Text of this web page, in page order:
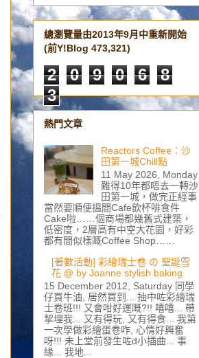
總瀏覽量由2013年9月中重新開始
(前Y!Blog 473,321)
2 0 9 0 6
8
3
熱門文章
Reactors Coffee：沙
田第一城Chill點
11 May 2026, Monday
難得10年都唔去一轉沙
田第一城，做完正經事
當然要順便搵間Cafe飲杯啡食件
Cake啦……個商場都幾舊式建築，
低密度，2層高有中空大花園，好彩
都有間似樣嘅Coffee Shop……
[著數活動] 彩繪瑞士卷 の 聖誕雪
花 @ by Joanne stylish baking
15 December 2012, Saturday 同學
仔買牛油, 居然買到... 抽中咗彩繪瑞
士卷班!!! 又會咁好運嘅?!! 嘻嘻... 帶
挈埋我... 又有得玩, 又有得食... 我第
一次學做彩繪蛋卷咋, 心情好興奮
呀!!! 未上堂前發生咗d小插曲... 事
緣... 我地...